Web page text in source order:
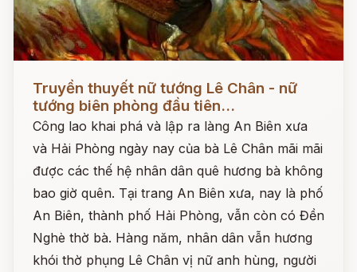
Đọc ngay
Truyền thuyết nữ tướng Lê Chân - nữ
tướng biên phòng đầu tiên...
Công lao khai phá và lập ra làng An Biên xưa
và Hải Phòng ngày nay của bà Lê Chân mãi mãi
được các thế hệ nhân dân quê hương bà không
bao giờ quên. Tại trang An Biên xưa, nay là phố
An Biên, thành phố Hải Phòng, vẫn còn có Đền
Nghè thờ bà. Hàng năm, nhân dân vẫn hương
khói thờ phụng Lê Chân vị nữ anh hùng, người